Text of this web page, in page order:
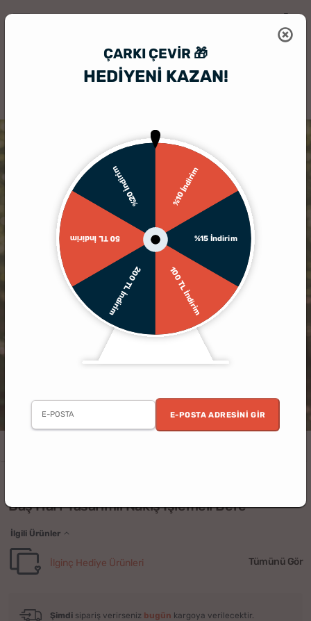
ÇARKI ÇEVIR 🎁
HEDİYENİ KAZAN!
%10 İndirim
%15 İndirim
100 TL İndirim
200 TL İndirim
50 TL İndirim
%20 İndirim
E-POSTA ADRESINI GIR
Baş Harf Tasarımlı Nakış İşlemeli Bere
İlgili Ürünler
İlginç Hediye Ürünleri Tümünü Gör
Şimdi sipariş verirseniz bugün kargoya verilecektir.